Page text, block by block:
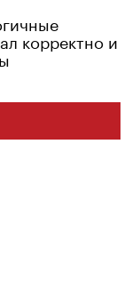
корректно и